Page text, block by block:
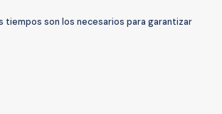
tiempos son los necesarios para garantizar